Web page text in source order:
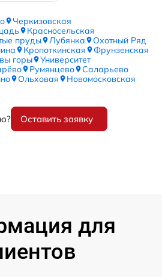
Черкизовская
Красносельская
пруды Лубянка
Охотный Ряд
Кропоткинская
Фрунзенская
горы
Университет
Румянцево
Саларьево
Ольховая
Новомосковская
Оставить заявку
для